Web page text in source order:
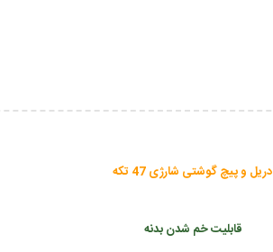
دریل و پیچ گوشتی شارژی 47 تکه
قابلیت خم شدن بدنه